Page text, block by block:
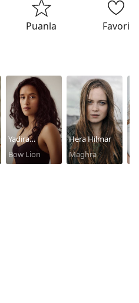
Puanla Favori
Yadira
Guevara-Prip
Bow Lion
Hera Hilmar
Maghra